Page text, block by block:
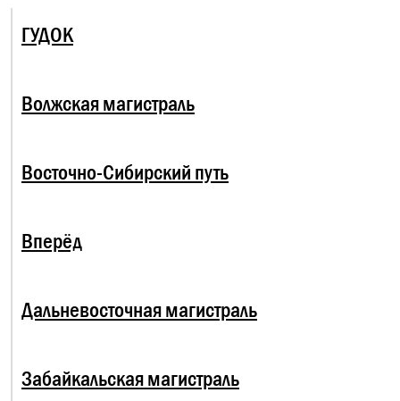
ГУДОК
Волжская магистраль
Восточно-Сибирский путь
Вперёд
Дальневосточная магистраль
Забайкальская магистраль